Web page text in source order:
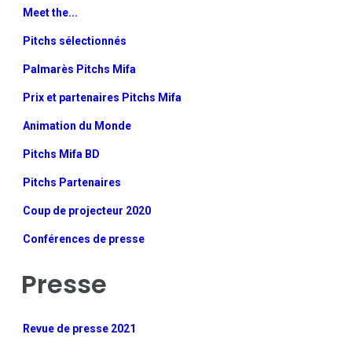
Meet the...
Pitchs sélectionnés
Palmarès Pitchs Mifa
Prix et partenaires Pitchs Mifa
Animation du Monde
Pitchs Mifa BD
Pitchs Partenaires
Coup de projecteur 2020
Conférences de presse
Presse
Revue de presse 2021